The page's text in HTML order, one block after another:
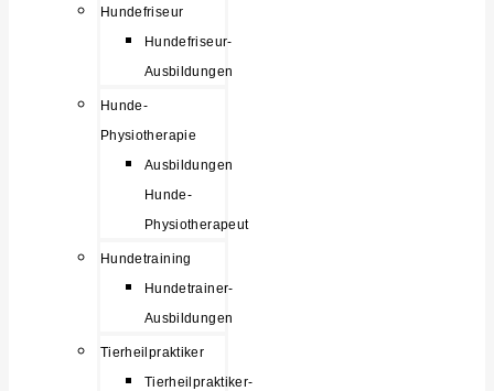
Hundefriseur
Hundefriseur-
Ausbildungen
Hunde-
Physiotherapie
Ausbildungen
Hunde-
Physiotherapeut
Hundetraining
Hundetrainer-
Ausbildungen
Tierheilpraktiker
Tierheilpraktiker-